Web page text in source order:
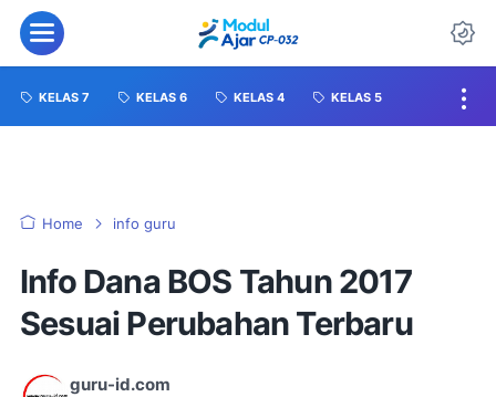
KELAS 7 KELAS 6 KELAS 4 KELAS 5
Home info guru
Info Dana BOS Tahun 2017
Sesuai Perubahan Terbaru
guru-id.com